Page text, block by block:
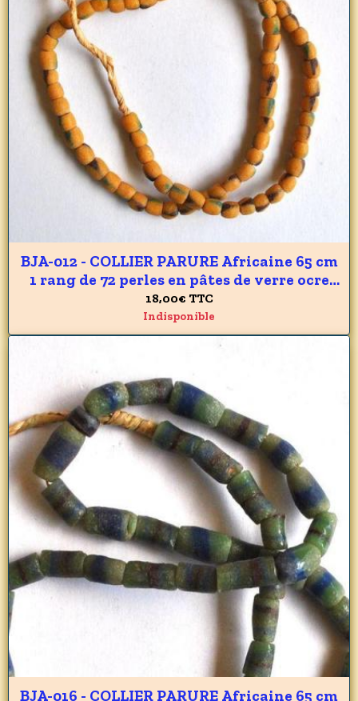
BJA-012 - COLLIER PARURE Africaine 65 cm
1 rang de 72 perles en pâtes de verre ocre
du GHANA 7 x 8 mm - 175 carats 35 gr
18,00€ TTC
Indisponible
BJA-016 - COLLIER PARURE Africaine 65 cm